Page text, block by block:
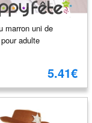
marron uni de
adulte
5.41€